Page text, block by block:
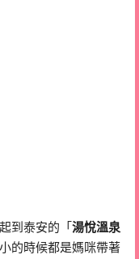
到泰安的「 湯悅溫泉
的時候都是媽咪帶著